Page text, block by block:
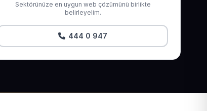
Sektörünüze en uygun web çözümünü birlikte
belirleyelim.
444 0 947